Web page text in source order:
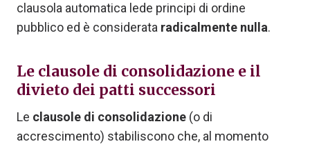
clausola automatica lede principi di ordine
pubblico ed è considerata radicalmente nulla.
Le clausole di consolidazione e il
divieto dei patti successori
Le clausole di consolidazione (o di
accrescimento) stabiliscono che, al momento